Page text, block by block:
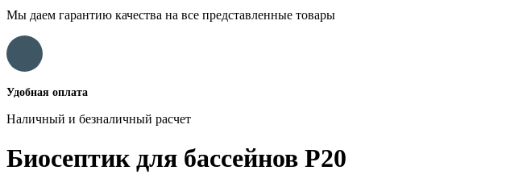
Мы даем гарантию качества на все представленные товары
Удобная оплата
Наличный и безналичный расчет
Биосептик для бассейнов Р20